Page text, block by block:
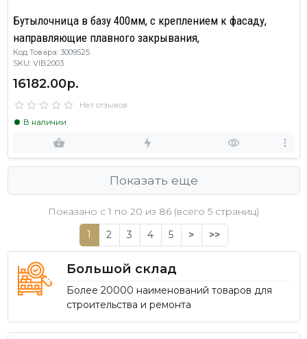
Бутылочница в базу 400мм, с креплением к фасаду,
направляющие плавного закрывания,
Код Товара: 3009525
SKU: VIB2003
16182.00р.
Нет отзывов
В наличии
Показать еще
Показано с 1 по 20 из 86 (всего 5 страниц)
1
2 3 4 5 > >>
Большой склад
Более 20000 наименований товаров для
строительства и ремонта